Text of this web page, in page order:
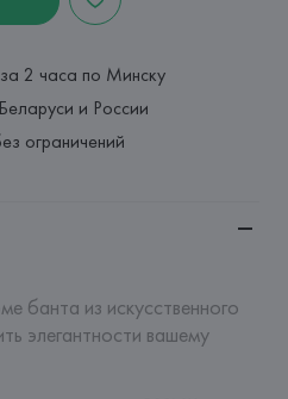
2 часа по Минску
и России
ограничений
банта из искусственного
элегантности вашему